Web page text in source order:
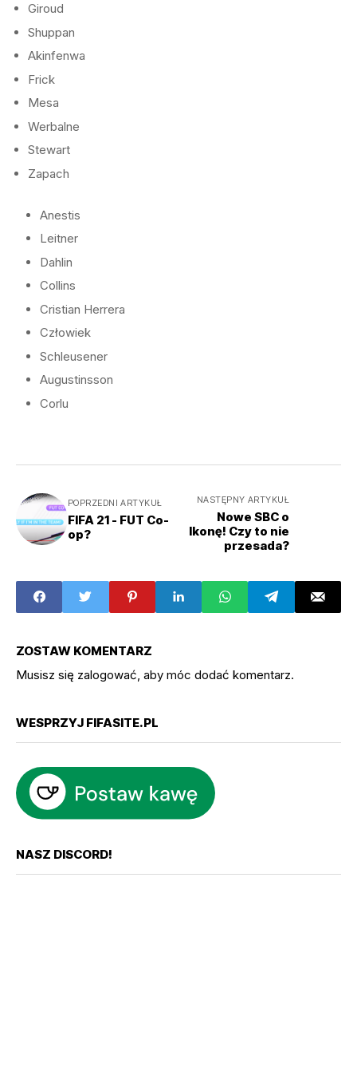
Giroud
Shuppan
Akinfenwa
Frick
Mesa
Werbalne
Stewart
Zapach
Anestis
Leitner
Dahlin
Collins
Cristian Herrera
Człowiek
Schleusener
Augustinsson
Corlu
POPRZEDNI ARTYKUŁ
FIFA 21 - FUT Co-
op?
NASTĘPNY ARTYKUŁ
Nowe SBC o
Ikonę! Czy to nie
przesada?
ZOSTAW KOMENTARZ
Musisz się zalogować, aby móc dodać komentarz.
WESPRZYJ FIFASITE.PL
NASZ DISCORD!